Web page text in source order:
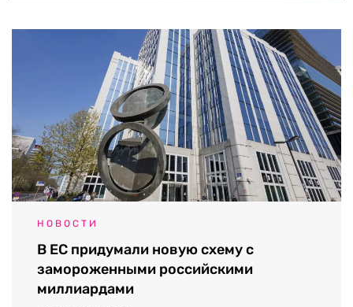
НОВОСТИ
В ЕС придумали новую схему с
замороженными российскими
миллиардами